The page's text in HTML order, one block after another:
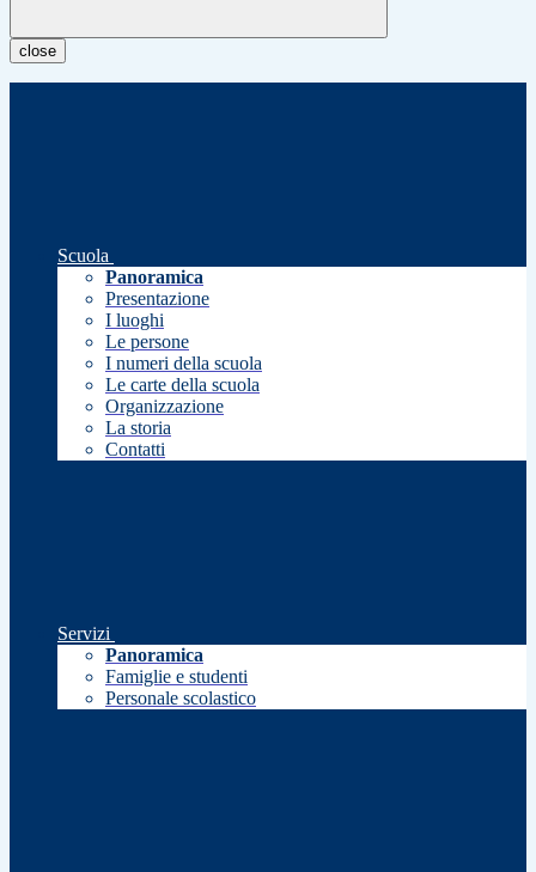
close
Scuola
Panoramica
Presentazione
I luoghi
Le persone
I numeri della scuola
Le carte della scuola
Organizzazione
La storia
Contatti
Servizi
Panoramica
Famiglie e studenti
Personale scolastico